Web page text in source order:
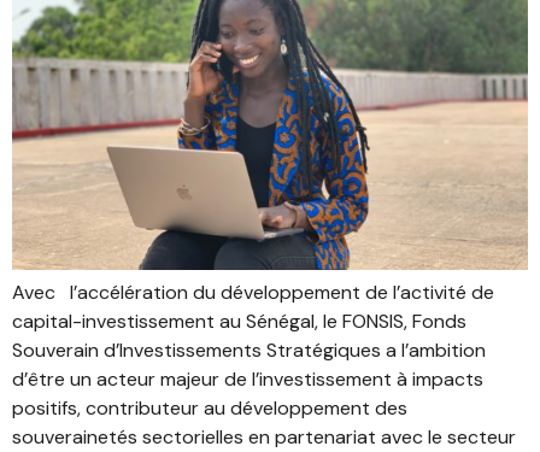
Avec l’accélération du développement de l’activité de
capital-investissement au Sénégal, le FONSIS, Fonds
Souverain d’Investissements Stratégiques a l’ambition
d’être un acteur majeur de l’investissement à impacts
positifs, contributeur au développement des
souverainetés sectorielles en partenariat avec le secteur